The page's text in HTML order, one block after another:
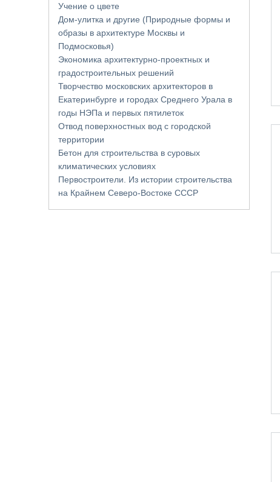
Учение о цвете
Дом-улитка и другие (Природные формы и
образы в архитектуре Москвы и
Подмосковья)
Экономика архитектурно-проектных и
градостроительных решений
Творчество московских архитекторов в
Екатеринбурге и городах Среднего Урала в
годы НЭПа и первых пятилеток
Отвод поверхностных вод с городской
территории
Бетон для строительства в суровых
климатических условиях
Первостроители. Из истории строительства
на Крайнем Северо-Востоке СССР